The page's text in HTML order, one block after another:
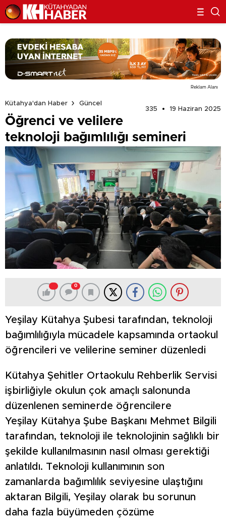
Reklam Alanı
Kütahya'dan Haber
Güncel
335
19 Haziran 2025
Öğrenci ve velilere
teknoloji bağımlılığı semineri
0
Yeşilay Kütahya Şubesi tarafından, teknoloji
bağımlılığıyla mücadele kapsamında ortaokul
öğrencileri ve velilerine seminer düzenledi
Kütahya Şehitler Ortaokulu Rehberlik Servisi
işbirliğiyle okulun çok amaçlı salonunda
düzenlenen seminerde öğrencilere
Yeşilay Kütahya Şube Başkanı Mehmet Bilgili
tarafından, teknoloji ile teknolojinin sağlıklı bir
şekilde kullanılmasının nasıl olması gerektiği
anlatıldı. Teknoloji kullanımının son
zamanlarda bağımlılık seviyesine ulaştığını
aktaran Bilgili, Yeşilay olarak bu sorunun
daha fazla büyümeden çözüme